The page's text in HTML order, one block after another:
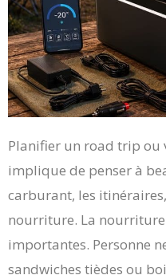
Planifier un road trip ou
implique de penser à
carburant, les
nourriture. La nourriture
importantes. Personne
sandwiches tièdes ou